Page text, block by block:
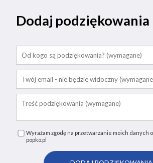
Dodaj podziękowania
Wyrażam zgodę na przetwarzanie moich danych
popko.pl